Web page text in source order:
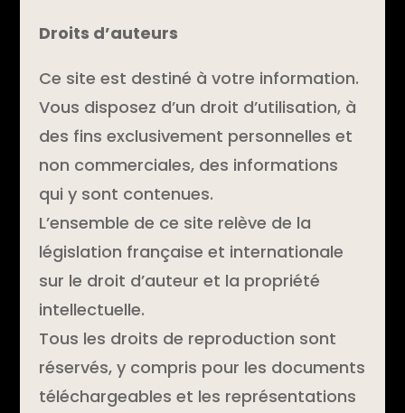
Droits d’auteurs
Ce site est destiné à votre information.
Vous disposez d’un droit d’utilisation, à
des fins exclusivement personnelles et
non commerciales, des informations
qui y sont contenues.
L’ensemble de ce site relève de la
législation française et internationale
sur le droit d’auteur et la propriété
intellectuelle.
Tous les droits de reproduction sont
réservés, y compris pour les documents
téléchargeables et les représentations